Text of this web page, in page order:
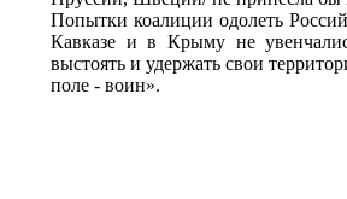
Попытки коалиции одолеть
Кавказе и в Крыму не
выстоять и удержать свои
поле - воин».